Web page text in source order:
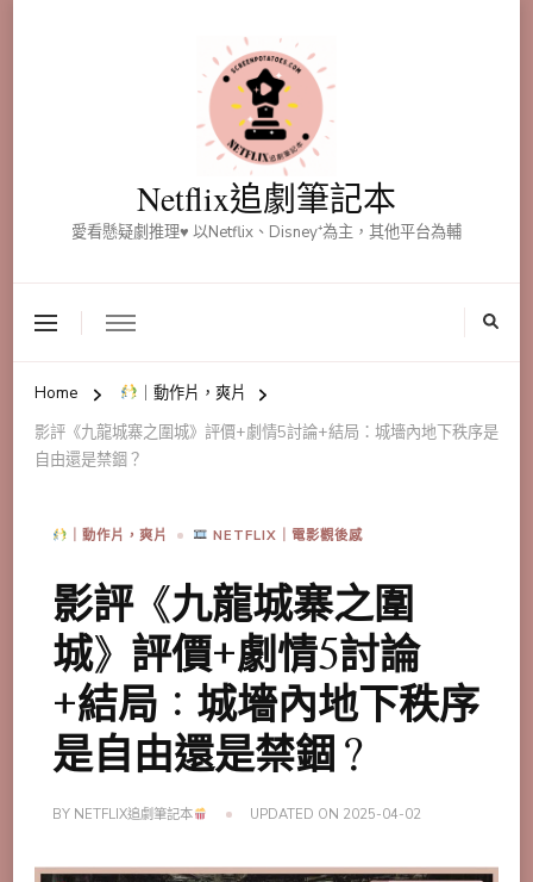
Netflix追劇筆記本
愛看懸疑劇推理♥ 以Netflix、Disney⁺為主，其他平台為輔
Home
｜動作片，爽片
影評《九龍城寨之圍城》評價+劇情5討論+結局：城墻內地下秩序是
自由還是禁錮？
｜動作片，爽片 NETFLIX｜電影觀後感
影評《九龍城寨之圍
城》評價+劇情5討論
+結局：城墻內地下秩序
是自由還是禁錮？
BY NETFLIX追劇筆記本 UPDATED ON 2025-04-02